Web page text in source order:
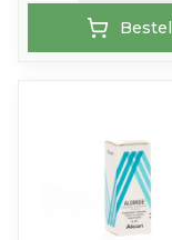
Bestel